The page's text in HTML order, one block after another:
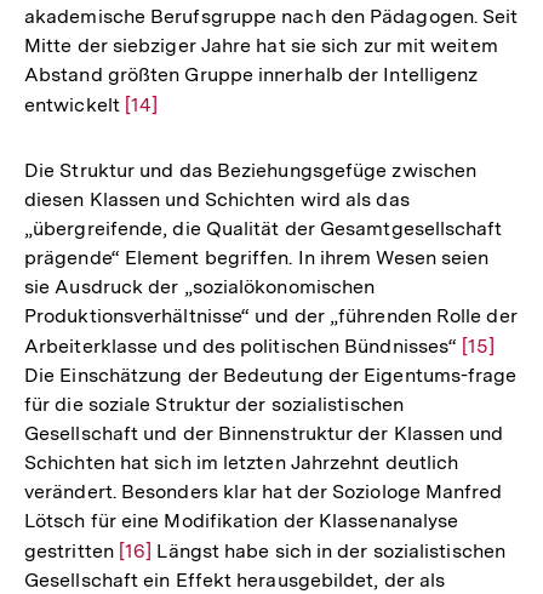
akademische Berufsgruppe nach den Pädagogen. Seit
Mitte der siebziger Jahre hat sie sich zur mit weitem
Abstand größten Gruppe innerhalb der Intelligenz
entwickelt Zur
der
Fußnote
[14]
Die Struktur und das Beziehungsgefüge zwischen
diesen Klassen und Schichten wird als das
„übergreifende, die Qualität der Gesamtgesellschaft
prägende“ Element begriffen. In ihrem Wesen seien
sie Ausdruck der „sozialökonomischen
Produktionsverhältnisse“ und der „führenden Rolle der
Arbeiterklasse und des politischen Bündnisses“ Zur
Fußnote
[15]
Die Einschätzung der Bedeutung der Eigentums-frage
für die soziale Struktur der sozialistischen
Gesellschaft und der Binnenstruktur der Klassen und
Schichten hat sich im letzten Jahrzehnt deutlich
verändert. Besonders klar hat der Soziologe Manfred
Lötsch für eine Modifikation der Klassenanalyse
gestritten Zur
Auflösung
[16] Längst habe sich in der sozialistischen
Gesellschaft ein Effekt herausgebildet, der als